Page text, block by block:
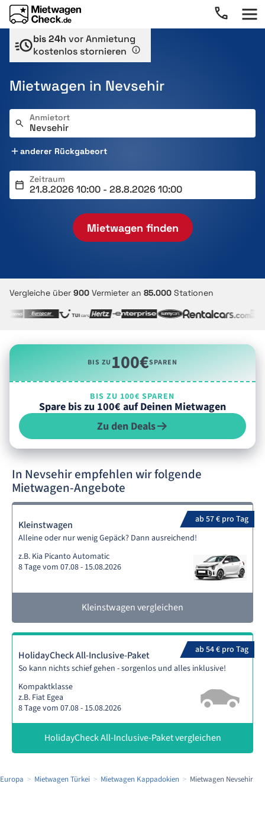
bis 24h vor Anmietung
kostenlos stornieren
Mietwagen in Nevsehir
Anmietort
anderer Rückgabeort
Zeitraum
Mietwagen finden
Vergleiche über 900 Vermieter an 85.000 Stationen
BIS ZU100€SPAREN
BIS ZU 100€ SPAREN
Spare bis zu 100€ auf Deinen Mietwagen
Zu den Deals
In Nevsehir empfehlen wir folgende
Mietwagen-Angebote
ab 57 € pro Tag
Kleinstwagen
Alleine oder nur wenig Gepäck? Dann ausreichend!
z.B. Kia Picanto Automatic
8 Tage vom 07.08 - 15.08.2026
Kleinstwagen vergleichen
ab 54 € pro Tag
HolidayCheck All-Inclusive-Paket
So kann nichts schief gehen - sorgenlos und alles inklusive!
Kompaktklasse
z.B. Fiat Egea
8 Tage vom 07.08 - 15.08.2026
HolidayCheck All-Inclusive-Paket vergleichen
Mietwagen Türkei Mietwagen Kappadokien Mietwagen Nevsehir